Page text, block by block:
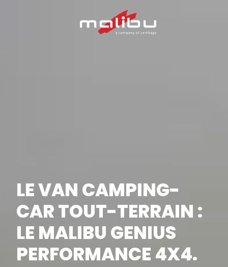
LE VAN CAMPING-
CAR TOUT-TERRAIN :
LE MALIBU GENIUS
PERFORMANCE 4X4.